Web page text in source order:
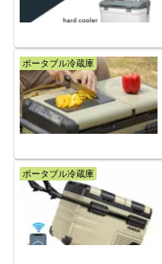
ポータブル冷蔵庫
ポータブル冷蔵庫